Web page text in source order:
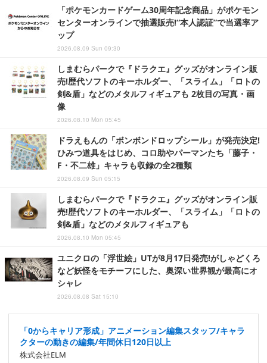
「ポケモンカードゲーム30周年記念商品」がポケモン
センターオンラインで抽選販売!“本人認証”で当選率ア
ップ
2026.08.09 Sun 09:30
しまむらパークで『ドラクエ』グッズがオンライン販
売!歴代ソフトのキーホルダー、「スライム」「ロトの
剣&盾」などのメタルフィギュアも 2枚目の写真・画
像
2026.08.10 Mon 05:45
ドラえもんの「ボンボンドロップシール」が発売決定!
ひみつ道具をはじめ、コロ助やパーマンたち「藤子・
F・不二雄」キャラも収録の全2種類
2026.08.09 Sun 05:15
しまむらパークで『ドラクエ』グッズがオンライン販
売!歴代ソフトのキーホルダー、「スライム」「ロトの
剣&盾」などのメタルフィギュアも
2026.08.10 Mon 05:45
ユニクロの「浮世絵」UTが8月17日発売!がしゃどくろ
など妖怪をモチーフにした、奥深い世界観が最高にオ
シャレ
2026.08.08 Sat 15:10
「0からキャリア形成」アニメーション編集スタッフ/キャラ
クターの動きの編集/年間休日120日以上
株式会社ELM